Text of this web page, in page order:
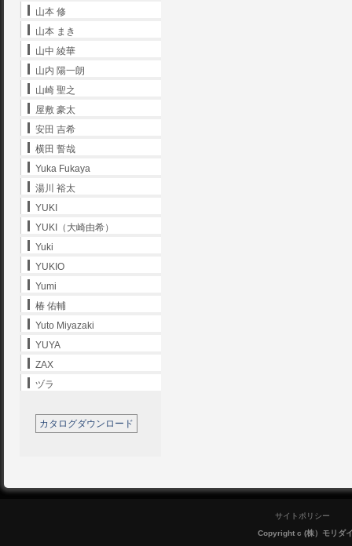
山本 修
山本 まき
山中 綾華
山内 陽一朗
山崎 聖之
屋敷 豪太
安田 吉希
横田 誓哉
Yuka Fukaya
湯川 裕太
YUKI
YUKI（大崎由希）
Yuki
YUKIO
Yumi
椿 佑輔
Yuto Miyazaki
YUYA
ZAX
ヅラ
カタログダウンロード
サイトポリシー
Copyright c (株）モリダ